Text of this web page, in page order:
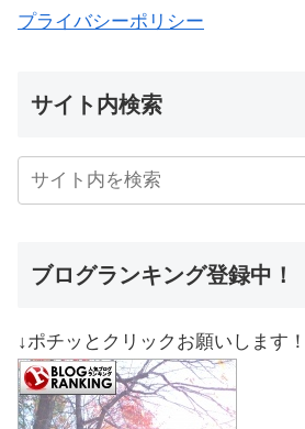
プライバシーポリシー
サイト内検索
ブログランキング登録中！
↓ポチッとクリックお願いします！